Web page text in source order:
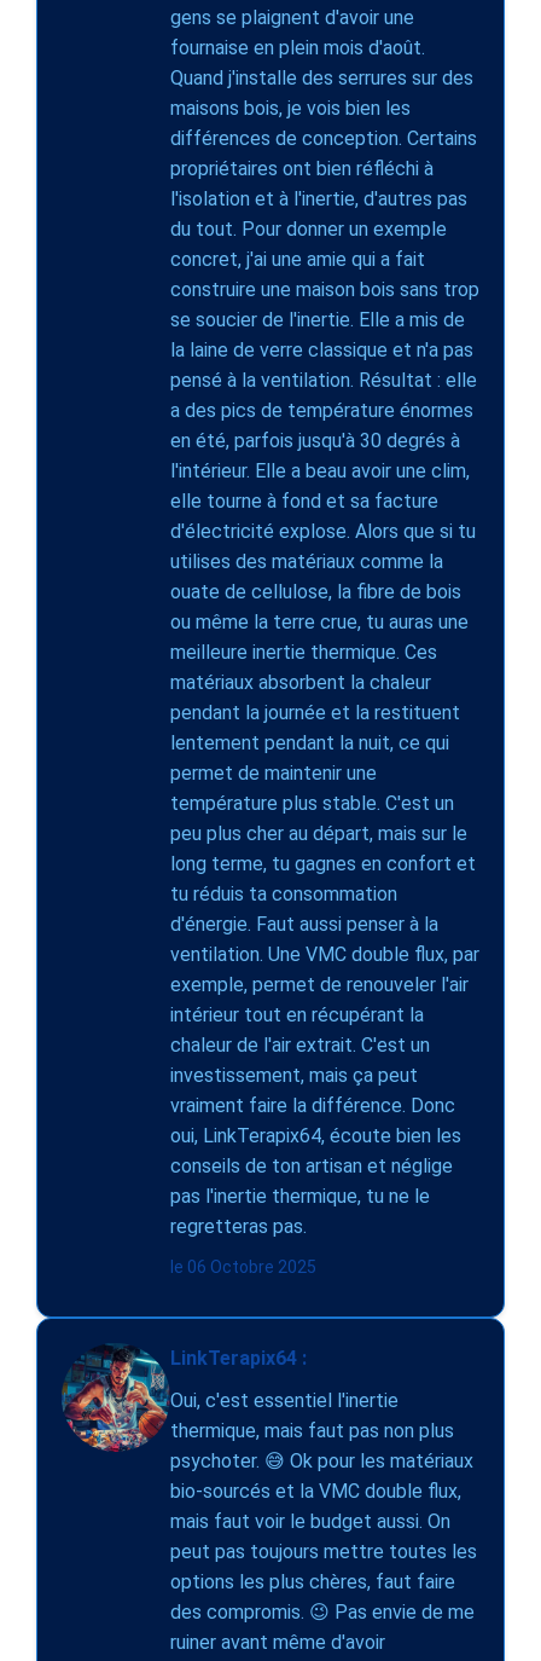
gens se plaignent d'avoir une
fournaise en plein mois d'août.
Quand j'installe des serrures sur des
maisons bois, je vois bien les
différences de conception. Certains
propriétaires ont bien réfléchi à
l'isolation et à l'inertie, d'autres pas
du tout. Pour donner un exemple
concret, j'ai une amie qui a fait
construire une maison bois sans trop
se soucier de l'inertie. Elle a mis de
la laine de verre classique et n'a pas
pensé à la ventilation. Résultat : elle
a des pics de température énormes
en été, parfois jusqu'à 30 degrés à
l'intérieur. Elle a beau avoir une clim,
elle tourne à fond et sa facture
d'électricité explose. Alors que si tu
utilises des matériaux comme la
ouate de cellulose, la fibre de bois
ou même la terre crue, tu auras une
meilleure inertie thermique. Ces
matériaux absorbent la chaleur
pendant la journée et la restituent
lentement pendant la nuit, ce qui
permet de maintenir une
température plus stable. C'est un
peu plus cher au départ, mais sur le
long terme, tu gagnes en confort et
tu réduis ta consommation
d'énergie. Faut aussi penser à la
ventilation. Une VMC double flux, par
exemple, permet de renouveler l'air
intérieur tout en récupérant la
chaleur de l'air extrait. C'est un
investissement, mais ça peut
vraiment faire la différence. Donc
oui, LinkTerapix64, écoute bien les
conseils de ton artisan et néglige
pas l'inertie thermique, tu ne le
regretteras pas.
le 06 Octobre 2025
LinkTerapix64 :
Oui, c'est essentiel l'inertie
thermique, mais faut pas non plus
psychoter. 😅 Ok pour les matériaux
bio-sourcés et la VMC double flux,
mais faut voir le budget aussi. On
peut pas toujours mettre toutes les
options les plus chères, faut faire
des compromis. 😉 Pas envie de me
ruiner avant même d'avoir